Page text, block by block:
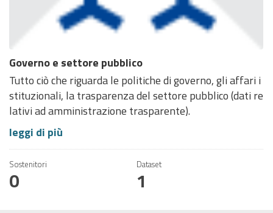
Governo e settore pubblico
Tutto ciò che riguarda le politiche di governo, gli affari i
stituzionali, la trasparenza del settore pubblico (dati re
lativi ad amministrazione trasparente).
leggi di più
Sostenitori
0
Dataset
1